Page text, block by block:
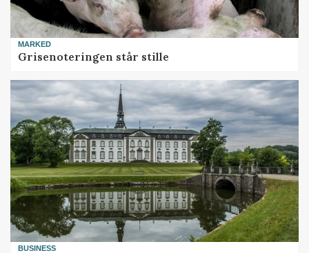
MARKED
Grisenoteringen står stille
BUSINESS